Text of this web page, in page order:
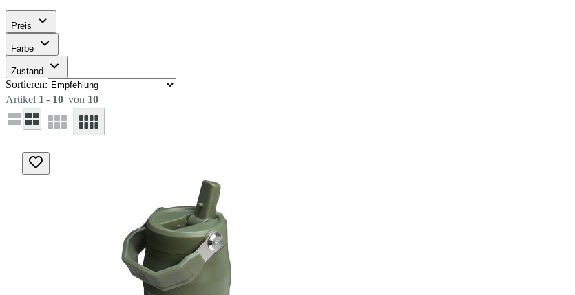
Preis
Farbe
Zustand
Sortieren:
Artikel 1 - 10 von 10